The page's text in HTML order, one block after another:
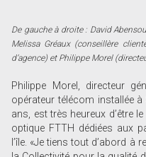
De gauche à droite : David
Melissa Gréaux (conseillère
d’agence) et Philippe Morel
Philippe Morel, directeur
opérateur télécom installée
ans, est très heureux d’être
optique FTTH dédiées aux
l’île. «Je tiens tout d’abord à